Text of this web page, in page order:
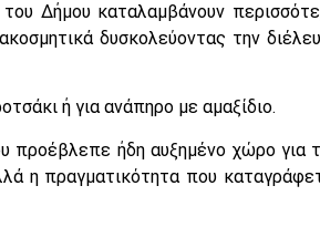
Δήμου καταλαμβάνουν
δυσκολεύοντας την
ή για ανάπηρο με αμαξίδιο.
προέβλεπε ήδη αυξημένο χώρο για
η πραγματικότητα που